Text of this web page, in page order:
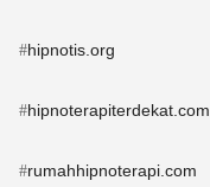
#hipnotis.org
#hipnoterapiterdekat.com
#rumahhipnoterapi.com